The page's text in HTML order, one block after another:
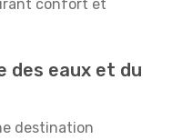
confort et
des eaux et du
destination